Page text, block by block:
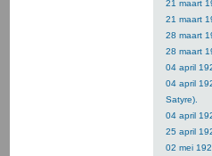
21 maart
21 maart
28 maart
28 maart
04 april
04 april
Satyre).
04 april
25 april
02 mei